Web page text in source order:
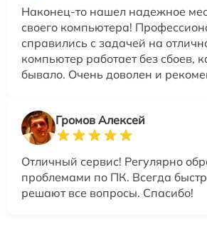
Наконец-то нашел надежное
своего компьютера!
справились с задачей на
компьютер работает без сбоев,
бывало. Очень доволен и
Громов Алексей
Отличный сервис! Регулярно
проблемами по ПК. Всегда
решают все вопросы. Спасибо!